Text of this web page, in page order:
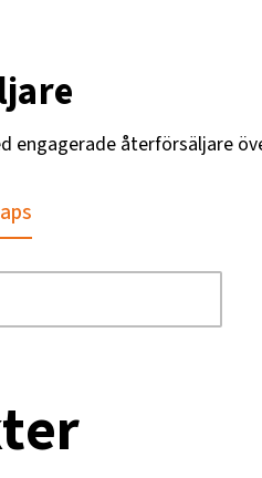
engagerade återförsäljare